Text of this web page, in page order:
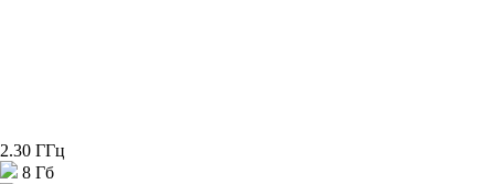
2.30 ГГц
8 Гб